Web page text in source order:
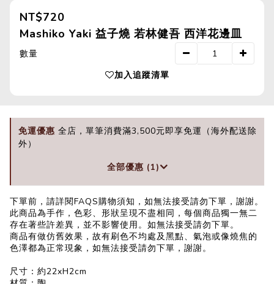
NT$720
Mashiko Yaki 益子燒 若林健吾 西洋花邊皿
數量
加入追蹤清單
免運優惠 全店，單筆消費滿3,500元即享免運（海外配送除
外）
全部優惠 (1)
下單前，請詳閱FAQS購物須知，如無法接受請勿下單，謝謝。
此商品為手作，色彩、形狀呈現不盡相同，每個商品獨一無二
存在著些許差異，並不影響使用。如無法接受請勿下單。
商品有做仿舊效果，故有刷色不均處及黑點、氣泡或像燒焦的
色澤都為正常現象，如無法接受請勿下單，謝謝。
尺寸：約22xH2cm